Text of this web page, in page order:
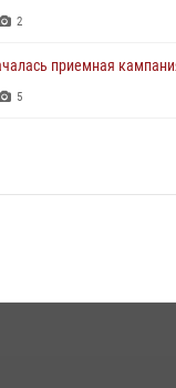
2
приемная
5
3
институте
к Военной присяге